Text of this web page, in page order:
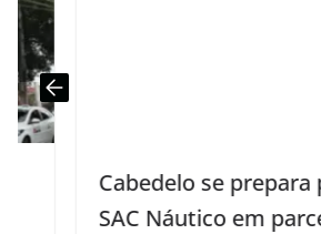
Cabedelo se prepara
SAC Náutico em parceria